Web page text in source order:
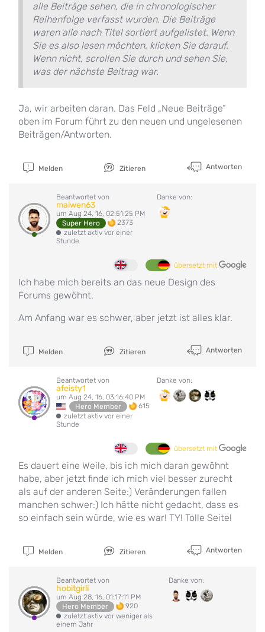
alle Beiträge sehen, die in chronologischer
Reihenfolge verfasst wurden. Die Beiträge
waren alle nach Titel sortiert aufgelistet. Wenn
Sie es also lesen möchten, klicken Sie darauf.
Wenn nicht, scrollen Sie durch und sehen Sie,
was der nächste Beitrag war.
Ja, wir arbeiten daran. Das Feld „Neue Beiträge“
oben im Forum führt zu den neuen und ungelesenen
Beiträgen/Antworten.
Melden Zitieren Antworten
Beantwortet von
maiwen63
um Aug 24, 16, 02:51:25 PM
Super Hero
2373
zuletzt aktiv vor einer
Stunde
Danke von:
übersetzt mit
Ich habe mich bereits an das neue Design des
Forums gewöhnt.
Am Anfang war es schwer, aber jetzt ist alles klar.
Melden Zitieren Antworten
Beantwortet von
afeisty1
um Aug 24, 16, 03:16:40 PM
Hero Member
615
zuletzt aktiv vor einer
Stunde
Danke von:
übersetzt mit
Es dauert eine Weile, bis ich mich daran gewöhnt
habe, aber jetzt finde ich mich viel besser zurecht
als auf der anderen Seite:) Veränderungen fallen
manchen schwer:) Ich hätte nicht gedacht, dass es
so einfach sein würde, wie es war! TY! Tolle Seite!
Melden Zitieren Antworten
Beantwortet von
hobitgirli
um Aug 28, 16, 01:17:11 PM
Hero Member
920
zuletzt aktiv vor weniger als
einem Jahr
Danke von: